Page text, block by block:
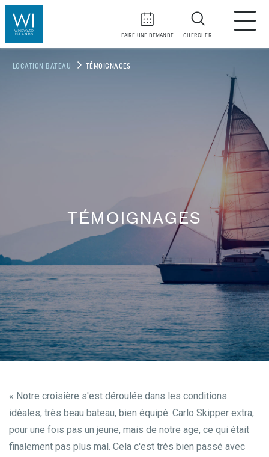
FAIRE UNE DEMANDE CHERCHER
LOCATION BATEAU TÉMOIGNAGES
TÉMOIGNAGES
« Notre croisière s'est déroulée dans les conditions
idéales, très beau bateau, bien équipé. Carlo Skipper extra,
pour une fois pas un jeune, mais de notre age, ce qui était
finalement pas plus mal. Cela c'est très bien passé avec